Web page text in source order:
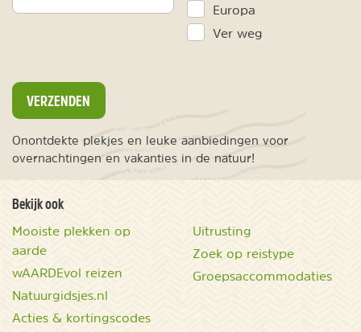
Europa
Ver weg
VERZENDEN
Onontdekte plekjes en leuke aanbiedingen voor
overnachtingen en vakanties in de natuur!
Bekijk ook
Mooiste plekken op
aarde
wAARDEvol reizen
Natuurgidsjes.nl
Acties & kortingscodes
Uitrusting
Zoek op reistype
Groepsaccommodaties